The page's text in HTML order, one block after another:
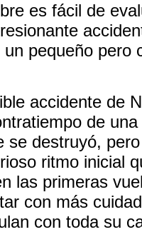
es fácil de
pequeño pero
accidente de
de
se destruyó,
ritmo inicial
las primeras
con más
con toda su